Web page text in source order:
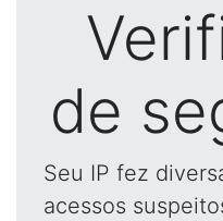
de
Seu IP fez
acessos